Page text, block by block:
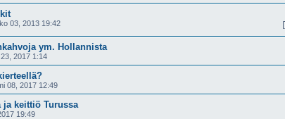
03, 2013 19:42
ym. Hollannista
2017 1:14
08, 2017 12:49
ja keittiö Turussa
19:49